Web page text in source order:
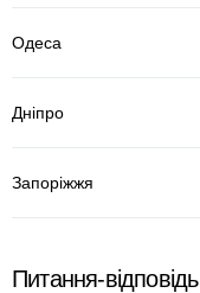
Одеса
Дніпро
Запоріжжя
Питання-відповідь